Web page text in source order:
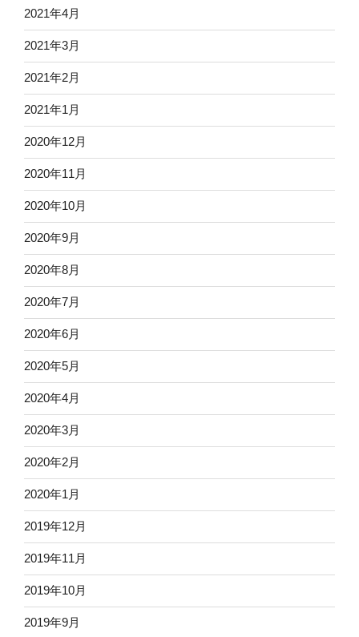
2021年4月
2021年3月
2021年2月
2021年1月
2020年12月
2020年11月
2020年10月
2020年9月
2020年8月
2020年7月
2020年6月
2020年5月
2020年4月
2020年3月
2020年2月
2020年1月
2019年12月
2019年11月
2019年10月
2019年9月